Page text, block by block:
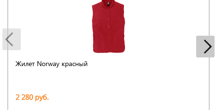
Жилет Norway красный
2 280 руб.